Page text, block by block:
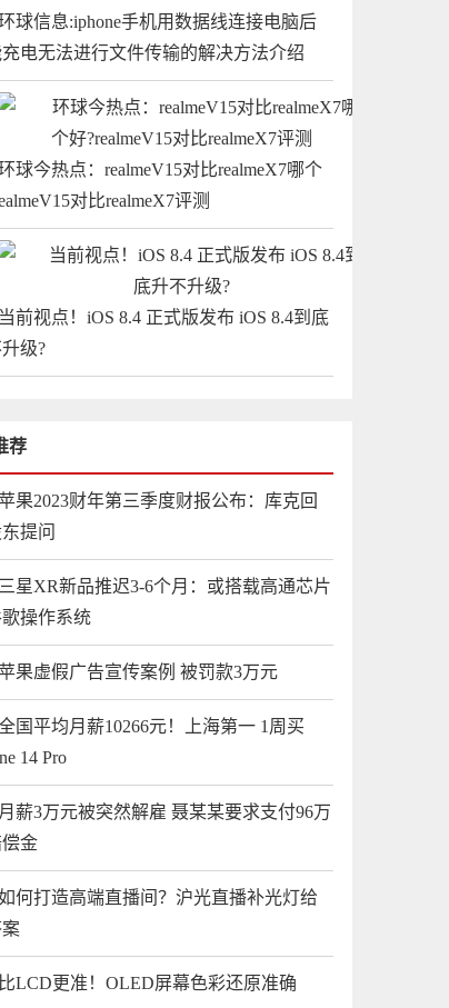
球信息:iphone手机用数据线连接电脑后
充电无法进行文件传输的解决方法介绍
球今热点：realmeV15对比realmeX7哪个
对比realmeX7评测
当前视点！iOS 8.4 正式版发布 iOS 8.4到底
级?
荐
果2023财年第三季度财报公布：库克回
提问
三星XR新品推迟3-6个月：或搭载高通芯片
操作系统
果虚假广告宣传案例 被罚款3万元
国平均月薪10266元！上海第一 1周买
14 Pro
月薪3万元被突然解雇 聂某某要求支付96万
金
何打造高端直播间？沪光直播补光灯给
比LCD更准！OLED屏幕色彩还原准确